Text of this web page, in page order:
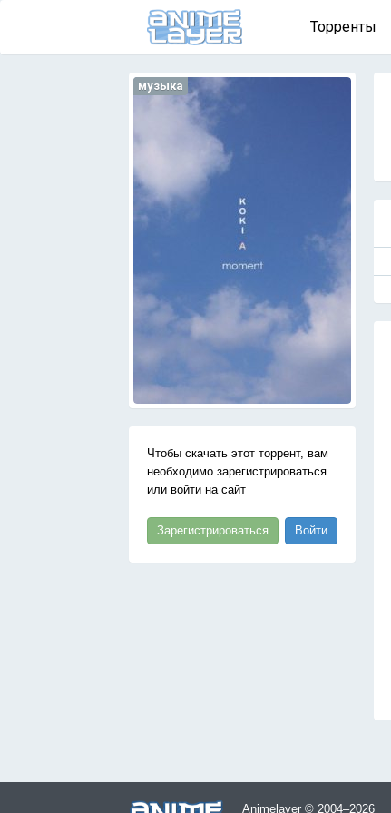
Торренты
музыка
Чтобы скачать этот торрент, вам
необходимо зарегистрироваться
или войти на сайт
Зарегистрироваться Войти
Animelayer © 2004–2026